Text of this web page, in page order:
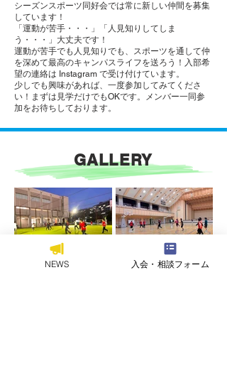
シーズンスポーツ同好会では常に新しい仲間を募集
しています！
「運動が苦手・・・」「人見知りしてしま
う・・・」大丈夫です！
運動が苦手でも人見知りでも、スポーツを通して仲
を深めて最高のキャンパスライフを送ろう！入部希
望の連絡は Instagram で受け付けています。
​少しでも興味があれば、一度参加してみてくださ
い！まずは見学だけでもOKです。メンバー一同参
加をお待ちしております。
GALLERY
NEWS 入会・相談フォーム